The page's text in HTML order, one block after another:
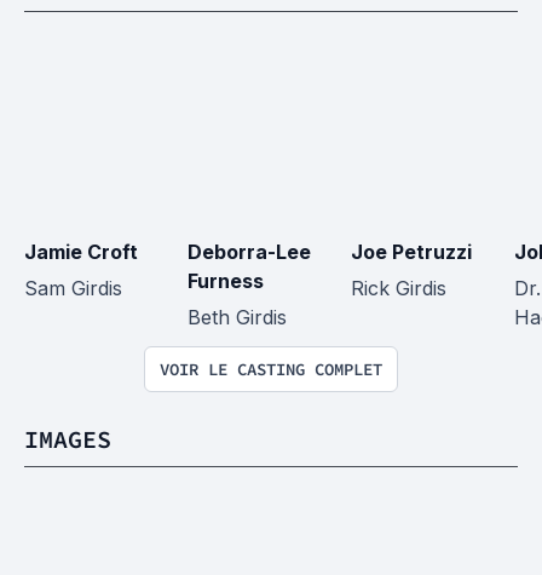
Jamie Croft
Sam Girdis
Deborra-Lee
Furness
Beth Girdis
Joe Petruzzi
Rick Girdis
VOIR LE CASTING COMPLET
IMAGES